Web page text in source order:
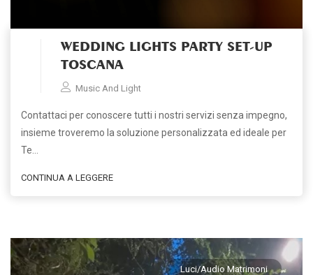
WEDDING LIGHTS PARTY SET-UP
TOSCANA
Music And Light
Contattaci per conoscere tutti i nostri servizi senza impegno,
insieme troveremo la soluzione personalizzata ed ideale per
Te…
CONTINUA A LEGGERE
Luci/Audio Matrimoni